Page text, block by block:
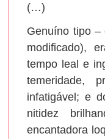
(…)
Genuíno tipo –
modificado),
tempo leal e
temeridade,
infatigável; e
nitidez
encantadora